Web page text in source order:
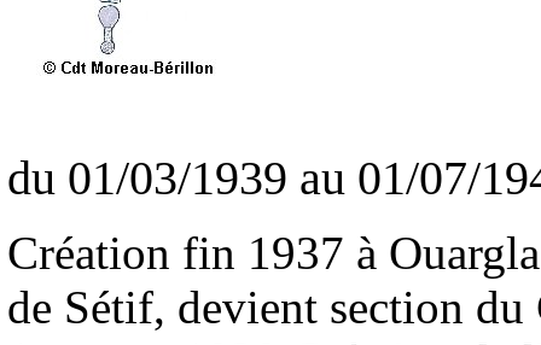
du 01/03/1939 au 01/07/
Création fin 1937 à
de Sétif, devient section